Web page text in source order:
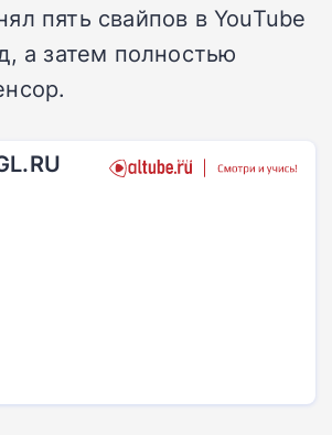
пять свайпов в YouTube
а затем полностью